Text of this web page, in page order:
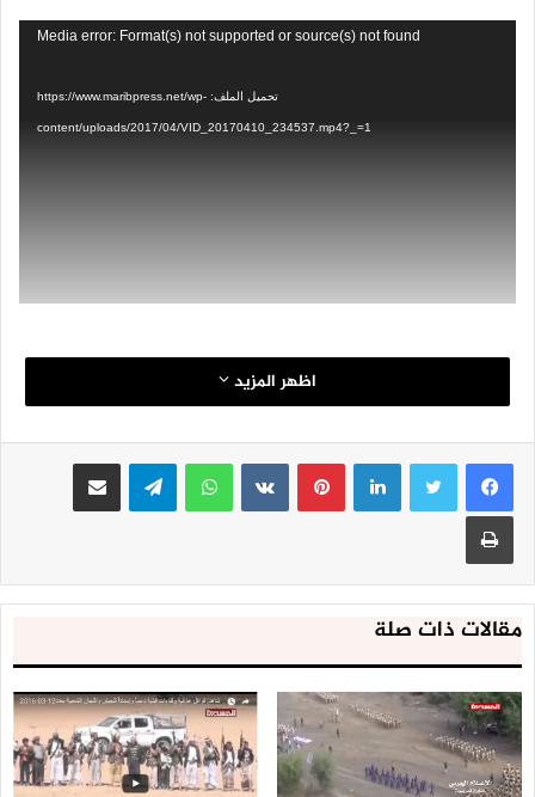
Media error: Format(s) not supported or source(s) not found
تحميل الملف: https://www.maribpress.net/wp-
content/uploads/2017/04/VID_20170410_234537.mp4?_=1
اظهر المزيد
لينكدإنبينتيريست واتساب تيلقرام مشاركة عبر البريد
طباعة
مقالات ذات صلة